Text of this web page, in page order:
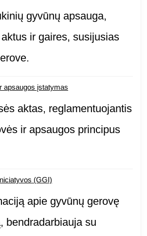
gyvūnų apsauga,
ir gaires, susijusias
apsaugos įstatymas
aktas, reglamentuojantis
ir apsaugos principus
(GGI)
apie gyvūnų gerovę
bendradarbiauja su